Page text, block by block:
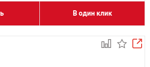
В один клик